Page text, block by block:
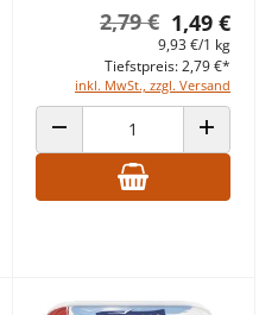
ERHÖHEN
1,49 €
2,79 €
9,93 €/1 kg
inkl. MwSt., zzgl. Versand
Tiefstpreis: 2,79 €*
ANZAHL VERRINGERN ANZAHL